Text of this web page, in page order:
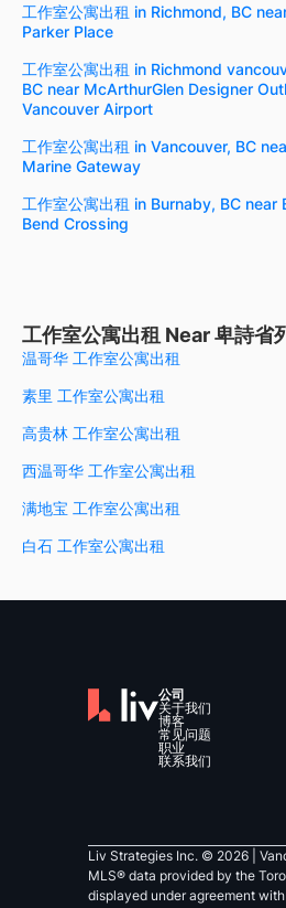
工作室公寓出租 in Richmond, BC
Parker Place
工作室公寓出租 in Richmond
BC near McArthurGlen Designer
Vancouver Airport
工作室公寓出租 in Vancouver, BC
Marine Gateway
工作室公寓出租 in Burnaby, BC near
Bend Crossing
工作室公寓出租 Near 卑詩省
温哥华 工作室公寓出租
素里 工作室公寓出租
高贵林 工作室公寓出租
西温哥华 工作室公寓出租
满地宝 工作室公寓出租
白石 工作室公寓出租
公司
关于我们
博客
常见问题
职业
联系我们
Liv Strategies Inc. © 2026 |
MLS® data provided by the
displayed under agreement